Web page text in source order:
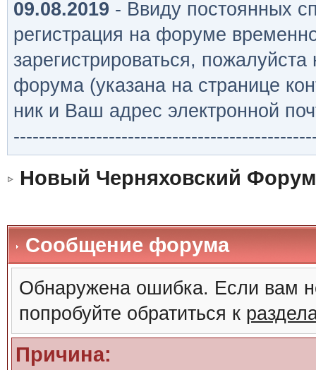
09.08.2019 - Ввиду постоянных
регистрация на форуме
зарегистрироваться,
форума (указана на странице
ник и Ваш адрес электронной
Новый Черняховский Форум
Сообщение форума
Обнаружена ошибка. Если вам
попробуйте обратиться к
Причина: